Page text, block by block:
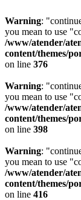
Warning:
you mean to use
/www/atender/
content/themes/
on line 376
Warning:
you mean to use
/www/atender/
content/themes/
on line 398
Warning:
you mean to use
/www/atender/
content/themes/
on line 416